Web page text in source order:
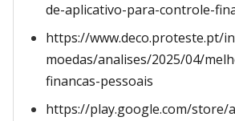
de-aplicativo-para-controle-
https://www.deco.proteste.pt/
moedas/analises/2025/04/
financas-pessoais
https://play.google.com/store/